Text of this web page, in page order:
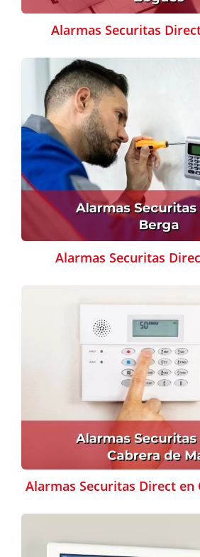
Alarmas Securitas
Alarmas Securitas
Alarmas Securitas Direct en